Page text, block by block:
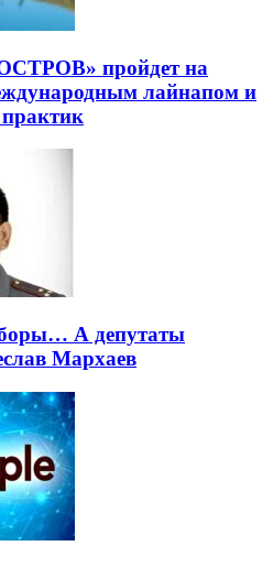
пройдет на
лайнапом и
А депутаты
Мархаев